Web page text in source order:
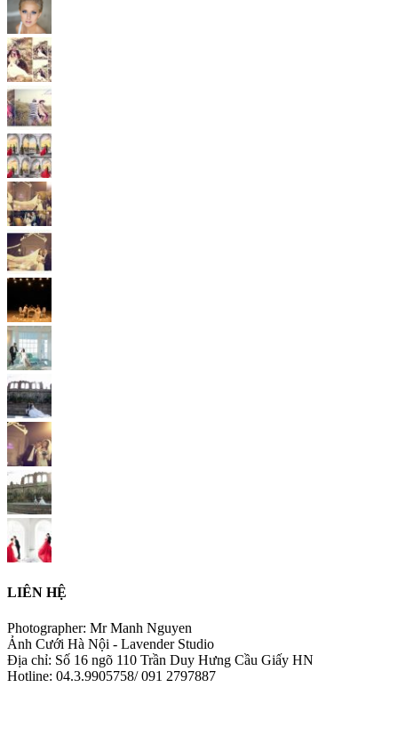
LIÊN HỆ
Photographer: Mr Manh Nguyen
Ảnh Cưới Hà Nội - Lavender Studio
Địa chỉ: Số 16 ngõ 110 Trần Duy Hưng Cầu Giấy HN
Hotline: 04.3.9905758/ 091 2797887